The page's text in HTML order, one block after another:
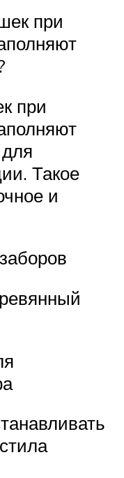
при
при
Такое
и